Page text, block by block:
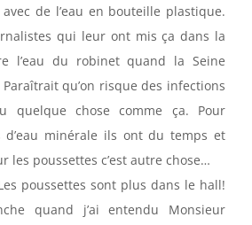
avec de l’eau en bouteille plastique.
qui leur ont mis ça dans la
l’eau du robinet quand la Seine
qu’on risque des infections
quelque chose comme ça. Pour
d’eau minérale ils ont du temps et
les poussettes c’est autre chose…
poussettes sont plus dans le hall!
quand j’ai entendu Monsieur